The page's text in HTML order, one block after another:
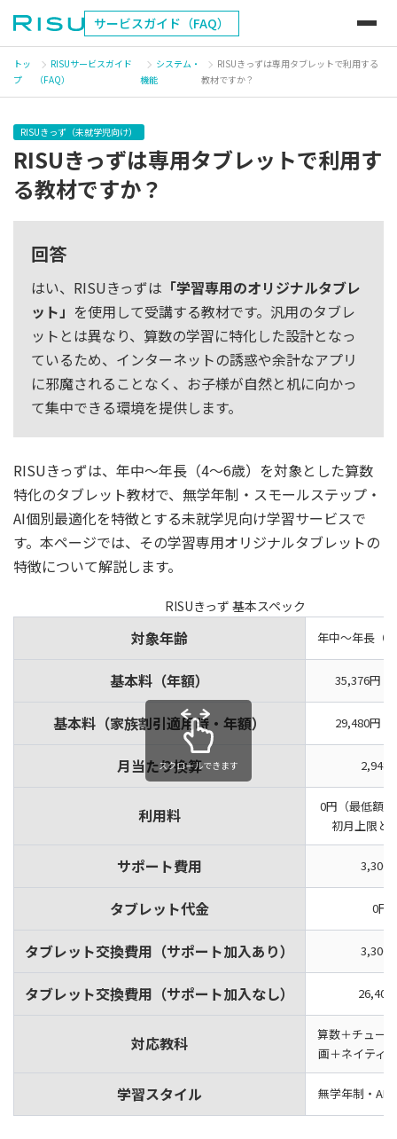
サービスガイド（FAQ）
トッ
プ
RISUサービスガイド
（FAQ）
システム・
機能
RISUきっずは専用タブレットで利用する
教材ですか？
RISUきっず（未就学児向け）
RISUきっずは専用タブレットで利用す
る教材ですか？
回答
はい、RISUきっずは 「学習専用のオリジナルタブレ
ット」 を使用して受講する教材です。汎用のタブレ
ットとは異なり、算数の学習に特化した設計となっ
ているため、インターネットの誘惑や余計なアプリ
に邪魔されることなく、お子様が自然と机に向かっ
て集中できる環境を提供します。
RISUきっずは、年中～年長（4〜6歳）を対象とした算数
特化のタブレット教材で、無学年制・スモールステップ・
AI個別最適化を特徴とする未就学児向け学習サービスで
す。本ページでは、その学習専用オリジナルタブレットの
特徴について解説します。
RISUきっず 基本スペック
対象年齢 年中〜年長（3
基本料（年額） 35,376円（
基本料（家族割引適用時・年額） 29,480円（
月当たり換算 2,948
利用料
0円（最低額
初月上限と
サポート費用 3,300
タブレット代金 0円
タブレット交換費用（サポート加入あり） 3,300
タブレット交換費用（サポート加入なし） 26,400
対応教科
算数＋チュー
画＋ネイティ
学習スタイル 無学年制・AI
スクロールできます